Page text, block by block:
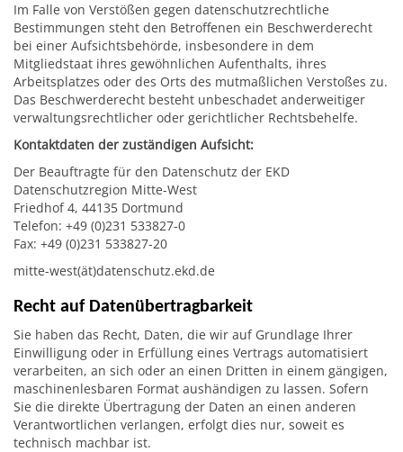
Im Falle von Verstößen gegen datenschutzrechtliche
Bestimmungen steht den Betroffenen ein Beschwerderecht
bei einer Aufsichtsbehörde, insbesondere in dem
Mitgliedstaat ihres gewöhnlichen Aufenthalts, ihres
Arbeitsplatzes oder des Orts des mutmaßlichen Verstoßes zu.
Das Beschwerderecht besteht unbeschadet anderweitiger
verwaltungsrechtlicher oder gerichtlicher Rechtsbehelfe.
Kontaktdaten der zuständigen Aufsicht:
Der Beauftragte für den Datenschutz der EKD
Datenschutzregion Mitte-West
Friedhof 4, 44135 Dortmund
Telefon: +49 (0)231 533827-0
Fax: +49 (0)231 533827-20
mitte-west(ät)datenschutz.ekd.de
Recht auf Datenübertrag­barkeit
Sie haben das Recht, Daten, die wir auf Grundlage Ihrer
Einwilligung oder in Erfüllung eines Vertrags automatisiert
verarbeiten, an sich oder an einen Dritten in einem gängigen,
maschinenlesbaren Format aushändigen zu lassen. Sofern
Sie die direkte Übertragung der Daten an einen anderen
Verantwortlichen verlangen, erfolgt dies nur, soweit es
technisch machbar ist.